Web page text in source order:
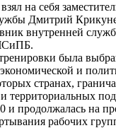
взял на себя
Дмитрий
внутренней
была
и
странах,
и продолжалась на
рабочих